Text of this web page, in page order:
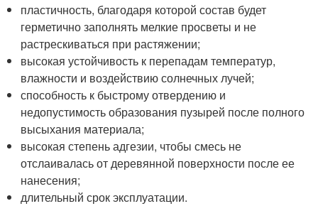
пластичность, благодаря которой состав будет
герметично заполнять мелкие просветы и не
растрескиваться при растяжении;
высокая устойчивость к перепадам температур,
влажности и воздействию солнечных лучей;
способность к быстрому отвердению и
недопустимость образования пузырей после полного
высыхания материала;
высокая степень адгезии, чтобы смесь не
отслаивалась от деревянной поверхности после ее
нанесения;
длительный срок эксплуатации.